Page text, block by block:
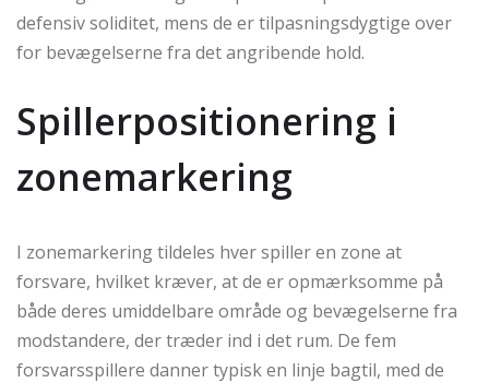
defensiv soliditet, mens de er tilpasningsdygtige over
for bevægelserne fra det angribende hold.
Spillerpositionering i
zonemarkering
I zonemarkering tildeles hver spiller en zone at
forsvare, hvilket kræver, at de er opmærksomme på
både deres umiddelbare område og bevægelserne fra
modstandere, der træder ind i det rum. De fem
forsvarsspillere danner typisk en linje bagtil, med de